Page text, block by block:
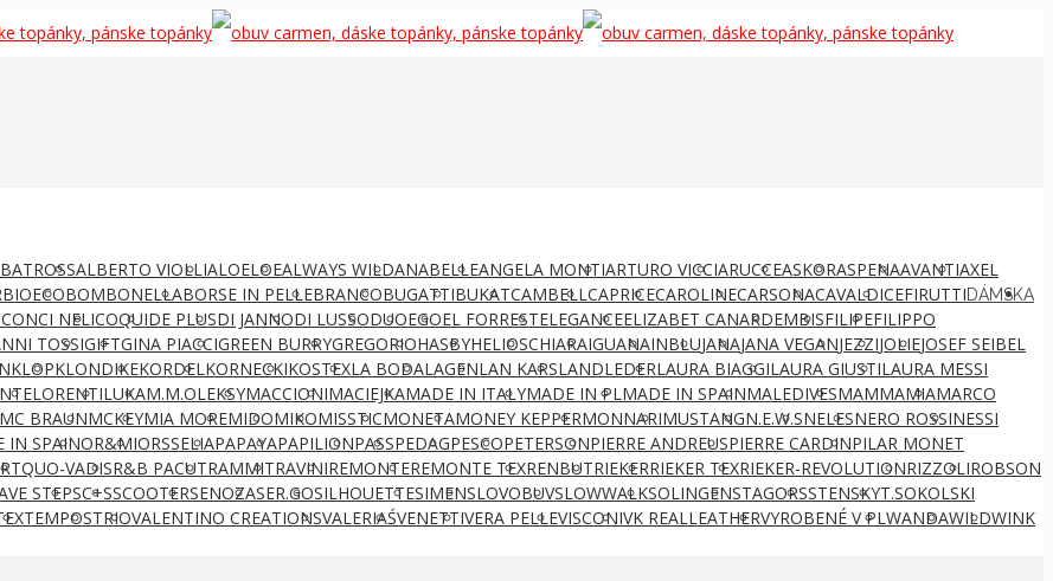
ALBERTO VIOLLIALOELOEALWAYS WILDANABELLEANGELA MONTIARTURO VICCIARUCCEASKORASPENAAVANTIAXEL
BIOECOBOMBONELLABORSE IN PELLEBRANCOBUGATTIBUKATCAMBELLCAPRICECAROLINECARSONACAVALDICEFIRUTTI
CONCI NELICOQUIDE PLUSDI JANNODI LUSSODUOEGOEL FORRESTELEGANCEELIZABET CANARDEMBISFILIPEFILIPPO
TOSSIGIFTGINA PIACCIGREEN BURRYGREGORIOHASBYHELIOSCHIARAIGUANAINBLUJANAJANA VEGANJEZZIJOLIEJOSEF SEIBEL
KLOPKLONDIKEKORDELKORNECKIKOSTEXLA BODALAGENLAN KARSLANDLEDERLAURA BIAGGILAURA GIUSTILAURA MESSI
LORENTILUKAM.M.OLEKSYMACCIONIMACIEJKAMADE IN ITALYMADE IN PLMADE IN SPAINMALEDIVESMAMMAMIAMARCO
MC BRAUNMCKEYMIA MOREMIDOMIKOMISSTICMONETAMONEY KEPPERMONNARIMUSTANGN.E.W.SNELESNERO ROSSINESSI
IN SPAINOR&MIORSSELIAPAPAYAPAPILIONPASSPEDAGPESCOPETERSONPIERRE ANDREUSPIERRE CARDINPILAR MONET
QUO-VADISR&B PACUTRAMMITRAVINIREMONTEREMONTE TEXRENBUTRIEKERRIEKER TEXRIEKER-REVOLUTIONRIZZOLIROBSON
STEPSC+SSCOOTERSENOZASER.GOSILHOUETTESIMENSLOVOBUVSLOWWALKSOLINGENSTAGORSSTENSKYT.SOKOLSKI
TEMPOSTRIOVALENTINO CREATIONSVALERIAŚVENETTIVERA PELLEVISCONIVK REALLEATHERVYROBENÉ V PLWANDAWILDWINK
DÁMSKA